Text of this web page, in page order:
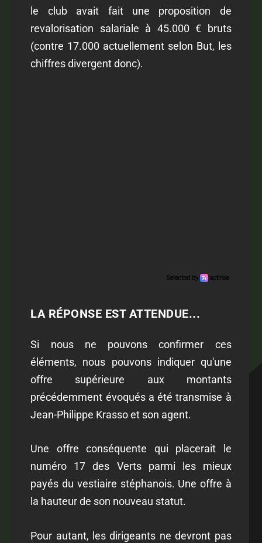
le club avait fait une proposition de
revalorisation salariale à 45.000 € bruts
(contre 17.000 actuellement selon But, les
chiffres divergent donc).
LA RÉPONSE EST ATTENDUE...
Si nous ne pouvons confirmer ces
éléments, nous pouvons indiquer qu'une
offre supérieure aux montants
précédemment évoqués a été transmise à
Jean-Philippe Krasso et son agent.
Une offre conséquente qui placerait le
numéro 17 des Verts parmi les mieux
payés du vestiaire stéphanois. Une offre à
la hauteur de son nouveau statut.
Pour autant, les dirigeants ne devront pas